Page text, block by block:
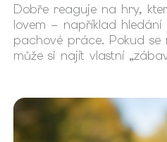
Dobře reaguje na hry,
lovem – například
pachové práce. Pokud
může si najít vlastní